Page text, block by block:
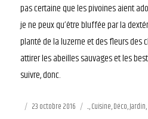
pas certaine que les pivoines aient
je ne peux qu’être bluffée par la
planté de la luzerne et des fleurs des
attirer les abeilles sauvages et les
suivre, donc.
Publié
23 octobre 2016 Catégories
...,Cuisine,Déco,Jardin,